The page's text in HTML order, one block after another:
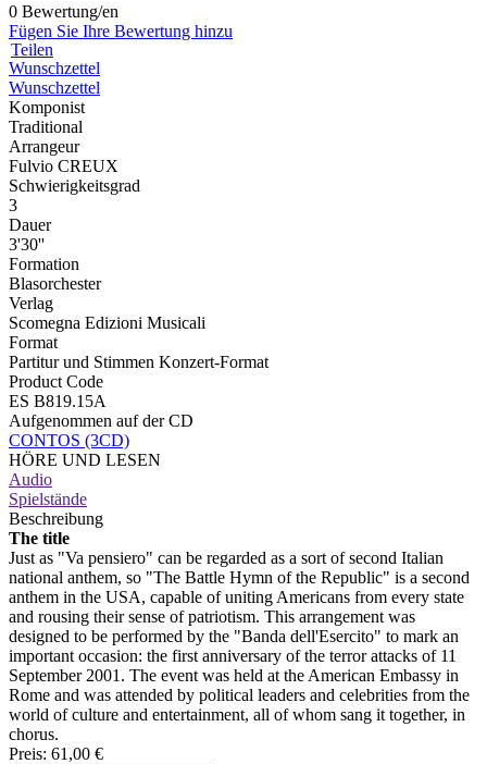
0 Bewertung/en
Fügen Sie Ihre Bewertung hinzu
Teilen
Wunschzettel
Wunschzettel
Komponist
Traditional
Arrangeur
Fulvio CREUX
Schwierigkeitsgrad
3
Dauer
3'30''
Formation
Blasorchester
Verlag
Scomegna Edizioni Musicali
Format
Partitur und Stimmen Konzert-Format
Product Code
ES B819.15A
Aufgenommen auf der CD
CONTOS (3CD)
HÖRE UND LESEN
Audio
Spielstände
Beschreibung
The title
Just as "Va pensiero" can be regarded as a sort of second Italian
national anthem, so "The Battle Hymn of the Republic" is a second
anthem in the USA, capable of uniting Americans from every state
and rousing their sense of patriotism. This arrangement was
designed to be performed by the "Banda dell'Esercito" to mark an
important occasion: the first anniversary of the terror attacks of 11
September 2001. The event was held at the American Embassy in
Rome and was attended by political leaders and celebrities from the
world of culture and entertainment, all of whom sang it together, in
chorus.
Preis: 61,00 €